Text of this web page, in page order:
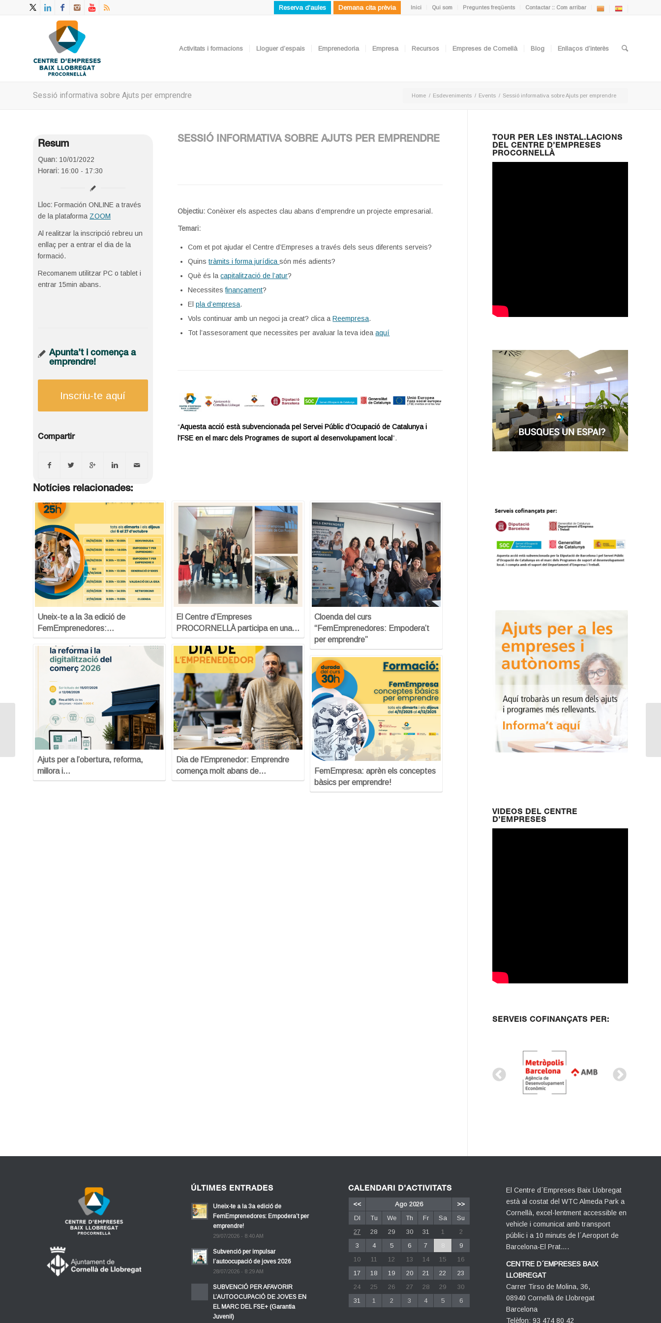
Inici Qui som Preguntes freqüents Contactar :: Com arribar
Reserva d'aules Demana cita prèvia
Activitats i formacions Lloguer d’espais Emprenedoria Empresa Recursos Empreses de Cornellà Blog Enllaços d’interès
Sessió informativa sobre Ajuts per emprendre Home / Esdeveniments / Events / Sessió informativa sobre Ajuts per emprendre
Resum
Quan: 10/01/2022
Horari: 16:00 - 17:30
Lloc: Formación ONLINE a través
de la plataforma ZOOM
Al realitzar la inscripció rebreu un
enllaç per a entrar el dia de la
formació.
Recomanem utilitzar PC o tablet i
entrar 15min abans.
Apunta’t i comença a
emprendre!
Inscriu-te aquí
Compartir
SESSIÓ INFORMATIVA SOBRE AJUTS PER EMPRENDRE
Objectiu:Conèixer els aspectes clau abans d’emprendre un projecte empresarial.
Temari:
Com et pot ajudar el Centre d’Empreses a través dels seus diferents serveis?
Quinstràmits i forma jurídicasón més adients?
Què és lacapitalització de l’atur?
Necessitesfinançament?
Elpla d’empresa.
Vols continuar amb un negoci ja creat? clica aReempresa.
Tot l’assesorament que necessites per avaluar la teva ideaaquí
“Aquesta acció està subvencionada pel Servei Públic d’Ocupació de Catalunya i
l’FSE en el marc dels Programes de suport al desenvolupament local”.
Notícies relacionades:
Uneix-te a la 3a edició de
FemEmprenedores:…
Ajuts per a l’obertura, reforma,
millora i…
El Centre d’Empreses
PROCORNELLÀ participa en una…
Dia de l'Emprenedor: Emprendre
comença molt abans de…
Cloenda del curs
“FemEmprenedores: Empodera’t
per emprendre”
FemEmpresa: aprèn els conceptes
bàsics per emprendre!
TOUR PER LES INSTAL.LACIONS
DEL CENTRE D’EMPRESES
PROCORNELLÀ
VIDEOS DEL CENTRE
D’EMPRESES
SERVEIS COFINANÇATS PER:
ÚLTIMES ENTRADES
Uneix-te a la 3a edició de
FemEmprenedores: Empodera’t per
emprendre!
29/07/2026 - 8:40 AM
Subvenció per impulsar
l’autoocupació de joves 2026
28/07/2026 - 8:29 AM
SUBVENCIÓ PER AFAVORIR
L’AUTOOCUPACIÓ DE JOVES EN
EL MARC DEL FSE+ (Garantia
Juvenil)
CALENDARI D’ACTIVITATS
<< Ago 2026
>>
Dl
Tu We Th Fr Sa
Su
27
28 29 30 31 1
2
3
4 5 6 7 8
9
10
11 12 13 14 15
16
17
18 19 20 21 22
23
24
25 26 27 28 29
30
31
1 2 3 4 5 6
El Centre d´Empreses Baix Llobregat
està al costat del WTC Almeda Park a
Cornellà, excel·lentment accessible en
vehicle i comunicat amb transport
públic i a 10 minuts de l´Aeroport de
Barcelona-El Prat….
CENTRE D´EMPRESES BAIX
LLOBREGAT
Carrer Tirso de Molina, 36,
08940 Cornellà de Llobregat
Barcelona
Telèfon: 93 474 80 42
CURS DE 50H: APRÈN A
GESTIONAR LA TEVA EMPRESA